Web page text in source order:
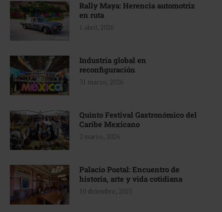
Rally Maya: Herencia automotriz
en ruta
1 abril, 2026
Industria global en
reconfiguración
31 marzo, 2026
Quinto Festival Gastronómico del
Caribe Mexicano
2 marzo, 2026
Palacio Postal: Encuentro de
historia, arte y vida cotidiana
10 diciembre, 2025